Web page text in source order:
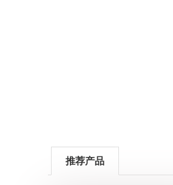
推荐产品